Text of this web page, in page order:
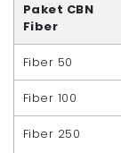
Paket CBN
Fiber
Fiber 50
Fiber 100
Fiber 250